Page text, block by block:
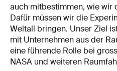
auch mitbestimmen, wie wir
Dafür müssen wir die
Weltall bringen. Unser Ziel
mit Unternehmen aus der
eine führende Rolle bei
NASA und weiteren